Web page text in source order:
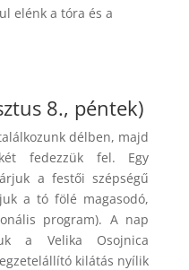
elénk a tóra és a
8., péntek)
délben, majd
fedezzük fel. Egy
a festői szépségű
a tó fölé magasodó,
program). A nap
a Velika Osojnica
kilátás nyílik